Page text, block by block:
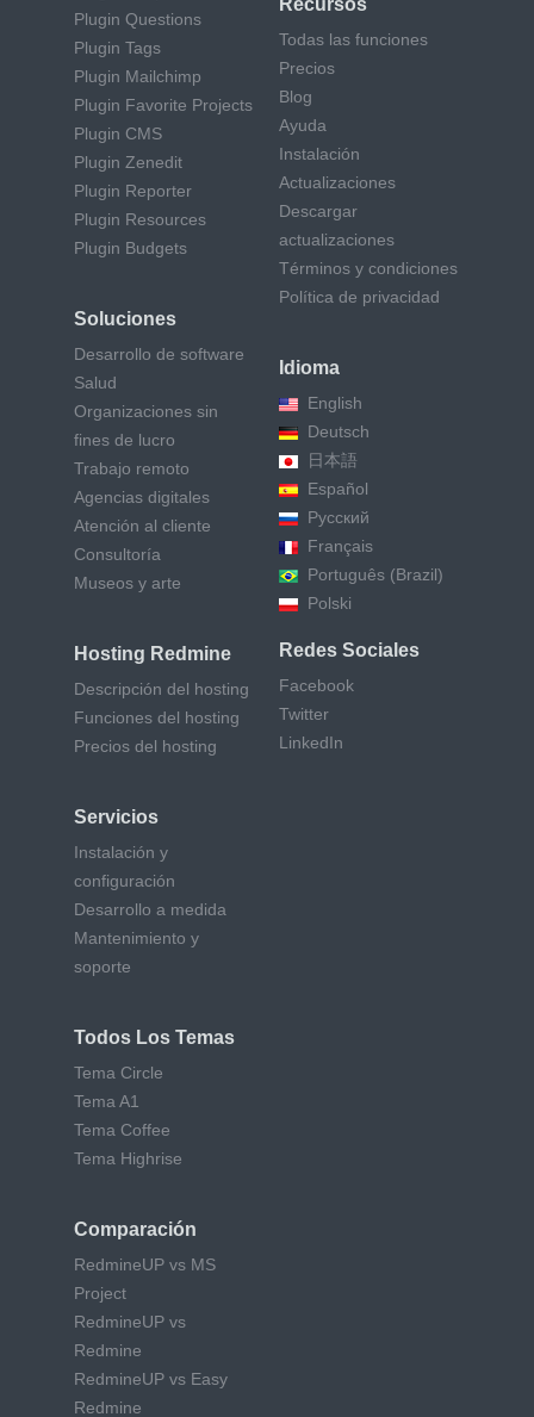
Plugin Questions
Plugin Tags
Plugin Mailchimp
Plugin Favorite Projects
Plugin CMS
Plugin Zenedit
Plugin Reporter
Plugin Resources
Plugin Budgets
Soluciones
Desarrollo de software
Salud
Organizaciones sin
fines de lucro
Trabajo remoto
Agencias digitales
Atención al cliente
Consultoría
Museos y arte
Hosting Redmine
Descripción del hosting
Funciones del hosting
Precios del hosting
Servicios
Instalación y
configuración
Desarrollo a medida
Mantenimiento y
soporte
Todos Los Temas
Tema Circle
Tema A1
Tema Coffee
Tema Highrise
Comparación
RedmineUP vs MS
Project
RedmineUP vs
Redmine
RedmineUP vs Easy
Redmine
Recursos
Todas las funciones
Precios
Blog
Ayuda
Instalación
Actualizaciones
Descargar
actualizaciones
Términos y condiciones
Política de privacidad
Idioma
English
Deutsch
日本語
Español
Русский
Français
Português (Brazil)
Polski
Redes Sociales
Facebook
Twitter
LinkedIn